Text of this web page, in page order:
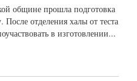
общине прошла подготовка
отделения халы от теста
в изготовлении...